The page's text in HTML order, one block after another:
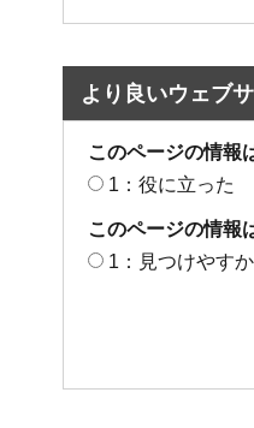
より良いウェブ
このページの情報
1：役に立った
このページの情報
1：見つけやす